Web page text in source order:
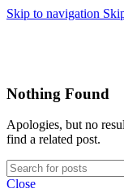
Skip to navigation
Nothing Found
Apologies, but no
find a related post.
Close